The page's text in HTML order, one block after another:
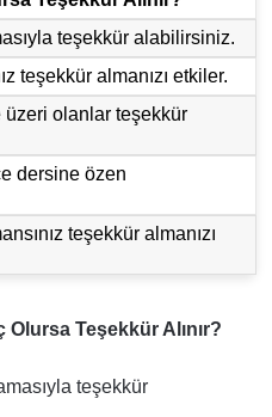
teşekkür alabilirsiniz.
teşekkür almanızı etkiler.
üzeri olanlar teşekkür
dersine özen
teşekkür almanızı
Olursa Teşekkür Alınır?
teşekkür